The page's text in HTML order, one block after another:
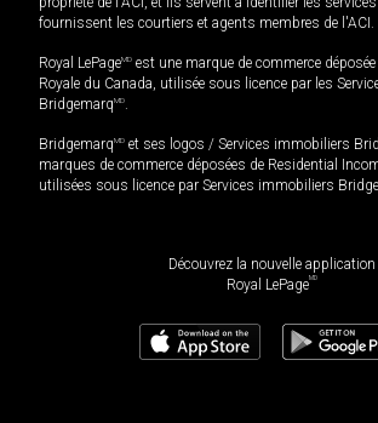
fournissent les courtiers et agents membres de l'ACI.
Royal LePageMD est une marque de commerce
Royale du Canada, utilisée sous licence par les
BridgemarqMD
BridgemarqMD et ses logos / Services immobiliers
marques de commerce déposées de Residential
utilisées sous licence par Services immobiliers
Découvrez la nouvelle application
Royal LePageMD